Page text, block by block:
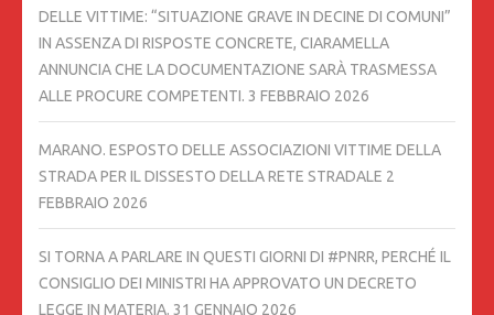
DELLE VITTIME: “SITUAZIONE GRAVE IN DECINE DI COMUNI”
IN ASSENZA DI RISPOSTE CONCRETE, CIARAMELLA
ANNUNCIA CHE LA DOCUMENTAZIONE SARÀ TRASMESSA
ALLE PROCURE COMPETENTI. 3 FEBBRAIO 2026
MARANO. ESPOSTO DELLE ASSOCIAZIONI VITTIME DELLA
STRADA PER IL DISSESTO DELLA RETE STRADALE 2
FEBBRAIO 2026
SI TORNA A PARLARE IN QUESTI GIORNI DI #PNRR, PERCHÉ IL
CONSIGLIO DEI MINISTRI HA APPROVATO UN DECRETO
LEGGE IN MATERIA. 31 GENNAIO 2026